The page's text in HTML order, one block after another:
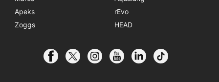
Apeks
rEvo
Zoggs
HEAD